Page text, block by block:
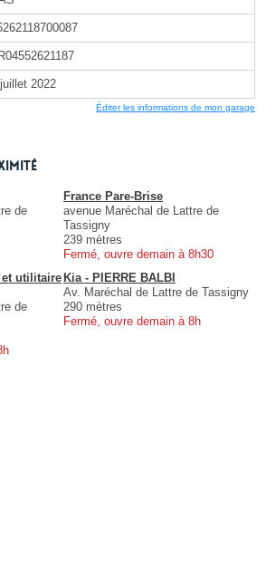
2022
Éditer les informations de mon garage
de
France Pare-Brise
avenue Maréchal de Lattre de
Tassigny
239 mètres
Fermé, ouvre demain à 8h30
utilitaire
de
Kia - PIERRE BALBI
Av. Maréchal de Lattre de Tassigny
290 mètres
Fermé, ouvre demain à 8h